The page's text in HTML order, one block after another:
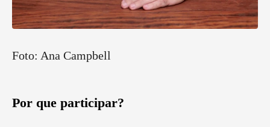
Foto: Ana Campbell
Por que participar?